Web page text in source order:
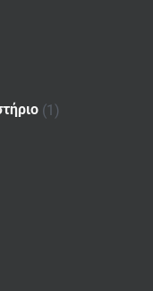
(1)